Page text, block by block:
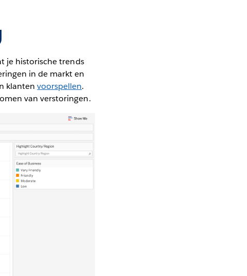
je historische trends
in de markt en
klantenvoorspellen.
van verstoringen.